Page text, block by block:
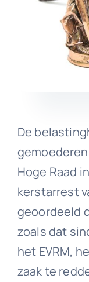
De
Hoge Raad
kerstarrest
geoordeeld
zoals dat
het EVRM,
zaak te